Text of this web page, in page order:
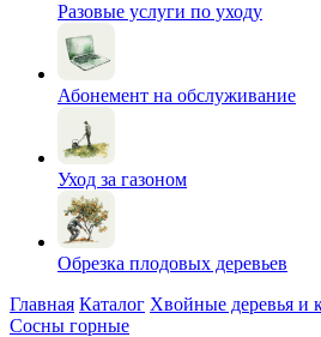
Разовые услуги по уходу
Абонемент на обслуживание
Уход за газоном
Обрезка плодовых деревьев
Главная Каталог Хвойные деревья и
Сосны горные